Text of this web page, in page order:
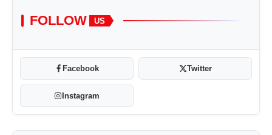
FOLLOW US
Facebook Twitter
Instagram